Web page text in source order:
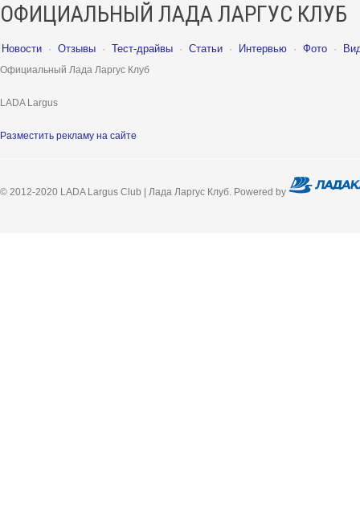
ОФИЦИАЛЬНЫЙ ЛАДА ЛАРГУС КЛУБ
Новости · Отзывы · Тест-драйвы · Статьи · Интервью · Фото ·
Официальный Лада Ларгус Клуб
LADA Largus
Разместить рекламу на сайте
© 2012-2020 LADA Largus Club | Лада Ларгус Клуб. Powered by